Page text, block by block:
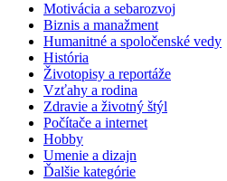
Motivácia a sebarozvoj
Biznis a manažment
Humanitné a spoločenské vedy
História
Životopisy a reportáže
Vzťahy a rodina
Zdravie a životný štýl
Počítače a internet
Hobby
Umenie a dizajn
Ďalšie kategórie